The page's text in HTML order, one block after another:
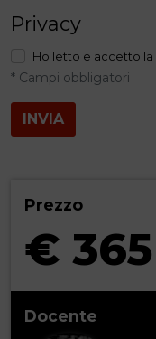
Privacy
Ho letto e accetto la
* Campi obbligatori
INVIA
Prezzo
€ 365
Docente